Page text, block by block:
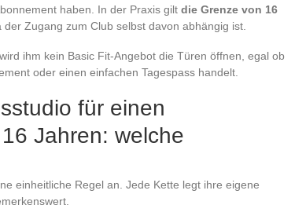
haben. In der Praxis gilt die Grenze von 16
der Zugang zum Club selbst davon abhängig ist.
ihm kein Basic Fit-Angebot die Türen öffnen, egal ob
oder einen einfachen Tagespass handelt.
für einen
Jahren: welche
einheitliche Regel an. Jede Kette legt ihre eigene